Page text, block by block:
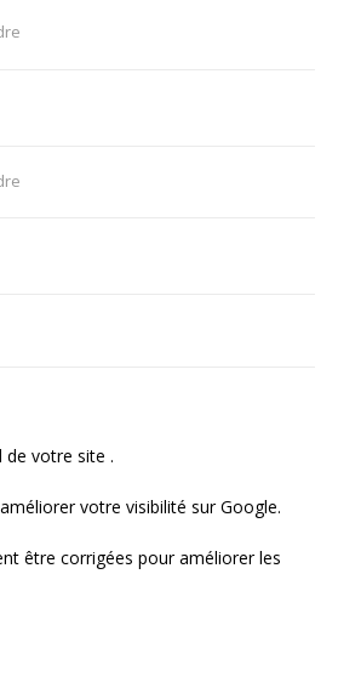
de votre site .
votre visibilité sur Google.
être corrigées pour améliorer les